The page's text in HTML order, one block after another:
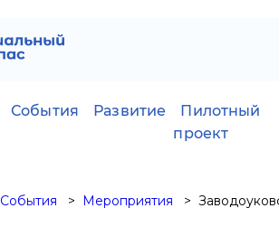
События Развитие
Пилотный
проект
События Мероприятия